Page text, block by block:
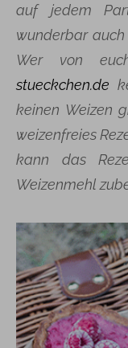
auf jedem
wunderbar
Wer von
stueckchen.de
keinen Weizen
weizenfreies
kann das
Weizenmehl